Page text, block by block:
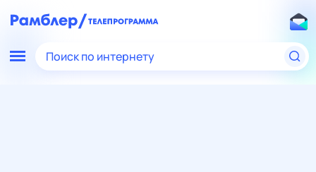
Поиск по интернету